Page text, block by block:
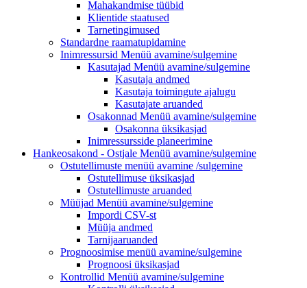
Mahakandmise tüübid
Klientide staatused
Tarnetingimused
Standardne raamatupidamine
Inimressursid Menüü avamine/sulgemine
Kasutajad Menüü avamine/sulgemine
Kasutaja andmed
Kasutaja toimingute ajalugu
Kasutajate aruanded
Osakonnad Menüü avamine/sulgemine
Osakonna üksikasjad
Inimressursside planeerimine
Hankeosakond - Ostjale Menüü avamine/sulgemine
Ostutellimuste menüü avamine /sulgemine
Ostutellimuse üksikasjad
Ostutellimuste aruanded
Müüjad Menüü avamine/sulgemine
Impordi CSV-st
Müüja andmed
Tarnijaaruanded
Prognoosimise menüü avamine/sulgemine
Prognoosi üksikasjad
Kontrollid Menüü avamine/sulgemine